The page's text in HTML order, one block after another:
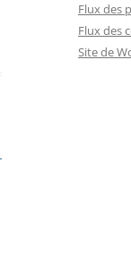
Flux des
Flux des
Site de